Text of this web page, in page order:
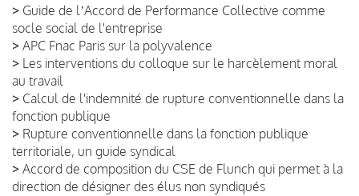
> Guide de lʼAccord de Performance Collective comme
socle social de l'entreprise
> APC Fnac Paris sur la polyvalence
> Les interventions du colloque sur le harcèlement moral
au travail
> Calcul de l'indemnité de rupture conventionnelle dans la
fonction publique
> Rupture conventionnelle dans la fonction publique
territoriale, un guide syndical
> Accord de composition du CSE de Flunch qui permet à la
direction de désigner des élus non syndiqués